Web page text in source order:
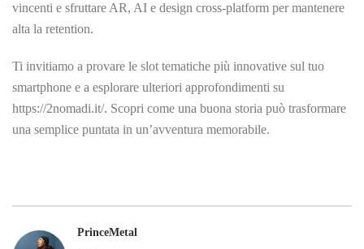
vincenti e sfruttare AR, AI e design cross‑platform per mantenere
alta la retention.
Ti invitiamo a provare le slot tematiche più innovative sul tuo
smartphone e a esplorare ulteriori approfondimenti su
https://2nomadi.it/. Scopri come una buona storia può trasformare
una semplice puntata in un’avventura memorabile.
PrinceMetal